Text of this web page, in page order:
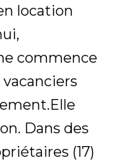
location
commence
Dans des
(17)